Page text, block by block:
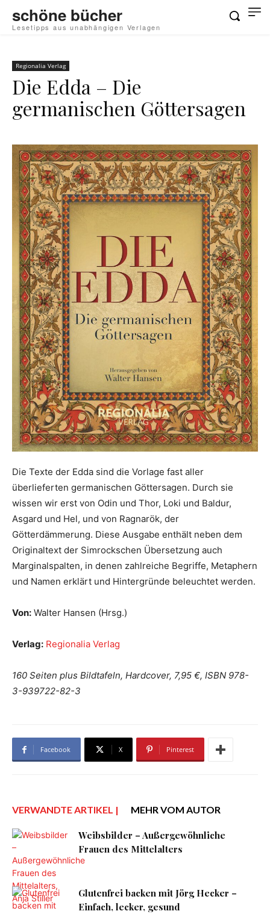
schöne bücher
Lesetipps aus unabhängigen Verlagen
Regionalia Verlag
Die Edda – Die
germanischen Göttersagen
Die Texte der Edda sind die Vorlage fast aller
überlieferten germanischen Göttersagen. Durch sie
wissen wir erst von Odin und Thor, Loki und Baldur,
Asgard und Hel, und von Ragnarök, der
Götterdämmerung. Diese Ausgabe enthält neben dem
Originaltext der Simrockschen Übersetzung auch
Marginalspalten, in denen zahlreiche Begriffe, Metaphern
und Namen erklärt und Hintergründe beleuchtet werden.
Von: Walter Hansen (Hrsg.)
Verlag: Regionalia Verlag
160 Seiten plus Bildtafeln, Hardcover, 7,95 €, ISBN 978-
3-939722-82-3
Facebook X Pinterest
VERWANDTE ARTIKEL | MEHR VOM AUTOR
Weibsbilder – Außergewöhnliche
Frauen des Mittelalters
Glutenfrei backen mit Jörg Hecker –
Einfach, lecker, gesund